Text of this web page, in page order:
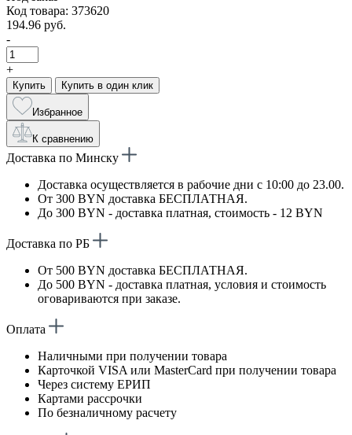
Код товара: 373620
194.96 руб.
-
+
Купить Купить в один клик
Избранное
К сравнению
Доставка по Минску
Доставка осуществляется в рабочие дни с 10:00 до 23.00.
От 300 BYN доставка БЕСПЛАТНАЯ.
До 300 BYN - доставка платная, стоимость - 12 BYN
Доставка по РБ
От 500 BYN доставка БЕСПЛАТНАЯ.
До 500 BYN - доставка платная, условия и стоимость
оговариваются при заказе.
Оплата
Наличными при получении товара
Карточкой VISA или MasterCard при получении товара
Через систему ЕРИП
Картами рассрочки
По безналичному расчету